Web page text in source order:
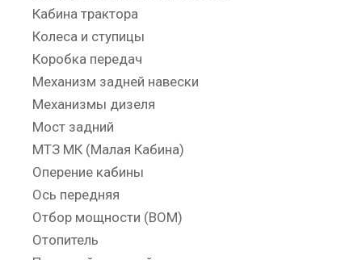
Кабина трактора
Колеса и ступицы
Коробка передач
Механизм задней навески
Механизмы дизеля
Мост задний
МТЗ МК (Малая Кабина)
Оперение кабины
Ось передняя
Отбор мощности (ВОМ)
Отопитель